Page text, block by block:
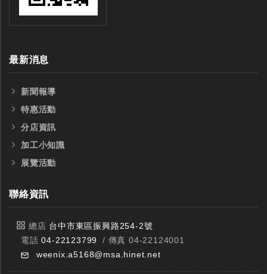
最新消息
新聞報導
特惠活動
分店資訊
加工小知識
展覽活動
聯絡資訊
總店 台中市東區振興路254-2號
電話04-22123799
/ 傳真 04-22124001
weenix.a5168@msa.hinet.net